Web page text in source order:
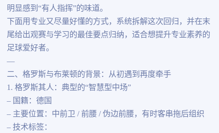
明显感到“有人指挥”的味道。
下面用专业又尽量好懂的方式，系统拆解这次回归，并在末
尾给出观赛与学习的最佳要点归纳，适合想提升专业素养的
足球爱好者。
—
二、格罗斯与布莱顿的背景：从初遇到再度牵手
1. 格罗斯其人：典型的“智慧型中场”
– 国籍：德国
– 主要位置：中前卫 / 前腰 / 伪边前腰，有时客串拖后组织
– 技术标签：